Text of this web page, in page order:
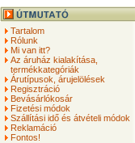
Tartalom
Rólunk
Mi van itt?
Az áruház kialakítása,
termékkategóriák
Árutípusok, árujelölések
Regisztráció
Bevásárlókosár
Fizetési módok
Szállítási idő és átvételi módok
Reklamáció
Fontos!